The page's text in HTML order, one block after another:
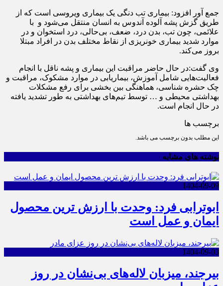
جمع آور افزود: بیماری تب دنگی یک بیماری ویروسی است که از
طریق گزش پشه آلوده آندوس به انسان منتقل می‌شود و با
علائمی، چون تب، بدن درد، ضعف، بی‌حالی، درد استخوان و در
موارد شدید بیماری خونریزی از نقاط مختلف بدن در افراد مبتلا
بروز می‌کند.
وی گفت:در حال حاضر مراقبت این بیماری و پشه ناقل با انجام
فعالیت‌هایی شامل آموزش، بیماریابی در موارد مشکوک، مراقبت و
چک حشره شناسی، هماهنگی بین بخشی برای رفع مشکلات
بهداشتی محیطی و … توسط تیم‌های بهداشتی به طور تشدید یافته
در حال انجام است.
برچسب ها
این مطلب بدون برچسب می باشد.
نوشته های مشابه
1404-09-09
ابوترابی فرد: وحدت با ارزش ترین محصول
ایمان و عمل است
1404-09-03
بیرجند، میزبان لاله‌های بی‌نشان در روز